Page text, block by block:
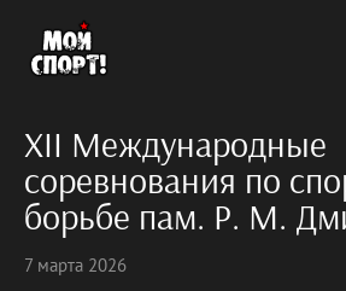
XII Международные
соревнования по
борьбе пам. Р. М.
7 марта 2026